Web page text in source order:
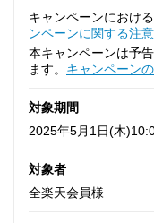
キャンペーンにおけ
ンペーンに関する注
本キャンペーンは予
ます。 キャンペーン
対象期間
2025年5月1日(木
対象者
全楽天会員様